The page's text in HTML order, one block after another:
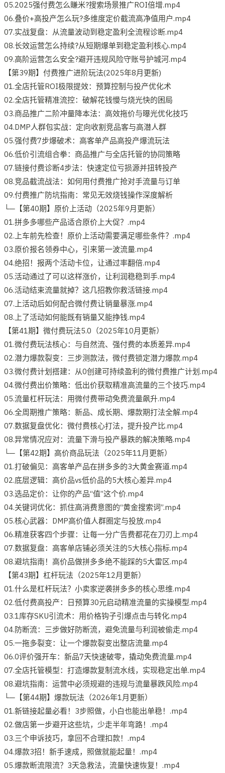
05.2025强付费怎么賺米?搜索场景推广ROI倍增.mp4
06.叠价+高投产怎么玩?多维度定价截流高净值用户.mp4
07.实战复盘：从流量波动到稳定盈利全流程诊断.mp4
08.长效运营怎么持续?从短期爆单到稳定盈利核心.mp4
09.高阶运营怎么安全?避开违规风险守账号护城河.mp4
【第39期】付费推广进阶玩法(2025年8月更新)
01.全店托管ROI极限提效：预算控制与投产优化术
02.全店托管精准流控：破解花钱慢与烧光快的困局
03.商品推广二阶冲量降本法：高效拖价与曝光优化技巧
04.DMP人群包实战：定向收割竞品客与高潜人群
05.强付费7步爆破术：高客单产品高投产爆流玩法
06.低价引流组合拳：商品推广与全店托管的协同策略
07.链接付费诊断4步法：快速定位亏损源并扭转投产
08.竞品截流战法：如何用付费推广抢对手流量与订单
09.付费推广防坑指南：常见无效烧钱操作深度解析
└─【第40期】原价上活动（2025年9月更新）
01.拼多多哪些产品适合原价上大促？.mp4
02.上车前先检查！原价上活动需要满足哪些条件？.mp4
03.原价报名领券中心，引来第一波流量.mp4
04.绝招！报两个活动卡位，让通过率翻倍.mp4
05.活动通过了可以这样涨价，让利润稳稳到手.mp4
06.活动结束流量就掉？这几招教你救活链接.mp4
07.上活动后如何配合微付费让销量暴涨.mp4
08.上了活动如何能既有销量又能挣钱.mp4
【第41期】微付费玩法5.0（2025年10月更新）
01.微付费玩法核心：与自然流、强付费的本质差异.mp4
02.潜力爆款裂变：三步测款法，微付费锁定潜力爆款.mp4
03.微付费计划搭建：从0创建可持续盈利的微付费推广计划.mp4
04.微付费出价策略：低出价获取精准高流量的三个技巧.mp4
05.流量杠杆玩法：用微付费带动免费流量飙升.mp4
06.全周期推广策略：新品、成长期、爆款期打法全解.mp4
07.数据复盘优化：微付费核心打法，提升投产比.mp4
08.异常情况应对：流量下滑与投产暴跌的解决策略.mp4
└─【第42期】高价商品玩法（2025年11月更新）
01.打破偏见：高客单产品在拼多多的3大黄金赛道.mp4
02.底层逻辑：高价品vs低价品的5大核心差异.mp4
03.选品定价：让你的产品“值”这个价.mp4
04.关键词优化：抓住高消费意图的“黄金搜索词”.mp4
05.核心武器：DMP高价值人群圈定与投放.mp4
06.精准获客四个步骤：让每一分广告费都花在刀刃上.mp4
07.数据复盘：高客单店铺必须关注的5大核心指标.mp4
08.避坑指南！高价品做拼多多绝不能踩的5大雷区.mp4
【第43期】杠杆玩法（2025年12月更新）
01.什么是杠杆玩法？小卖家逆袭拼多多的核心思维.mp4
02.低付费高投产：日预算30元启动精准流量的实操模型.mp4
03.1库存SKU引流术：用价格钩子引爆点击与转化.mp4
04.防断流：三步做好防断流，避免流量与利润被偷走.mp4
05.一拖多裂变：让一个爆款裂变出整店流量.mp4
06.0评价强开车：新品7天快速破零，撬动免费流量.mp4
07.全店托管模型：打造爆款复制流水线，实现稳定出单.mp4
08.避坑指南：运营中必须规避的违规与流量暴跌风险.mp4
└─【第44期】爆款玩法（2026年1月更新）
01.新链接起量必看！3步照做，小白也能出单稳！.mp4
02.做店第一步避开这些坑，少走半年弯路！.mp4
03.三个申诉技巧，拿回不合理扣款！.mp4
04.爆款3招！新手速成，照做就能起量！.mp4
05.爆款断流限流？3天急救法，流量快速恢复！.mp4